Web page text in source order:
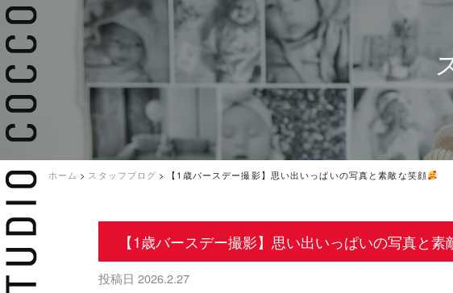
ホーム > スタッフブログ > 【1歳バースデー撮影】思い出いっぱいの写真と素敵な笑顔
【1歳バースデー撮影】思い出いっぱいの写真と素
投稿日 2026.2.27